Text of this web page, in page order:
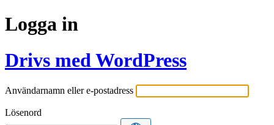
Logga in
Drivs med WordPress
Användarnamn eller e-postadress
Lösenord